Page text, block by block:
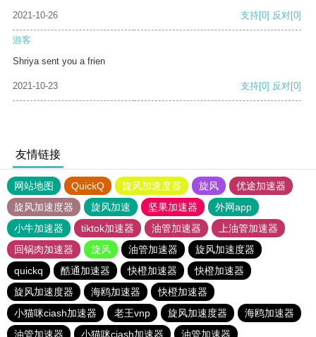
2021-10-26 支持[0] 反对[0]
游客
Shriya sent you a frien
2021-10-23 支持[0] 反对[0]
友情链接
网站地图 QuickQ 旋风加速度器 旋风
优途加速器
旋风加速度器
旋风加速 坚果加速器
外网app
小牛加速器
tiktok加速器 油管加速器
上油管加速器
回锅肉加速器
旋风 油管加速器
旋风加速度器
quickq
酷通加速器 快橙加速器
快橙加速器
旋风加速度器
海鸥加速器
快橙加速器
小猫咪ciash加速器
老王vnp 旋风加速度器
海鸥加速器
油管加速器
小猫咪ciash加速器 油管加速器